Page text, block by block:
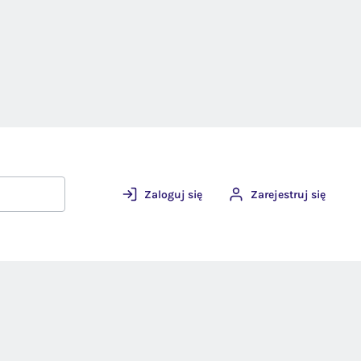
Zaloguj się Zarejestruj się